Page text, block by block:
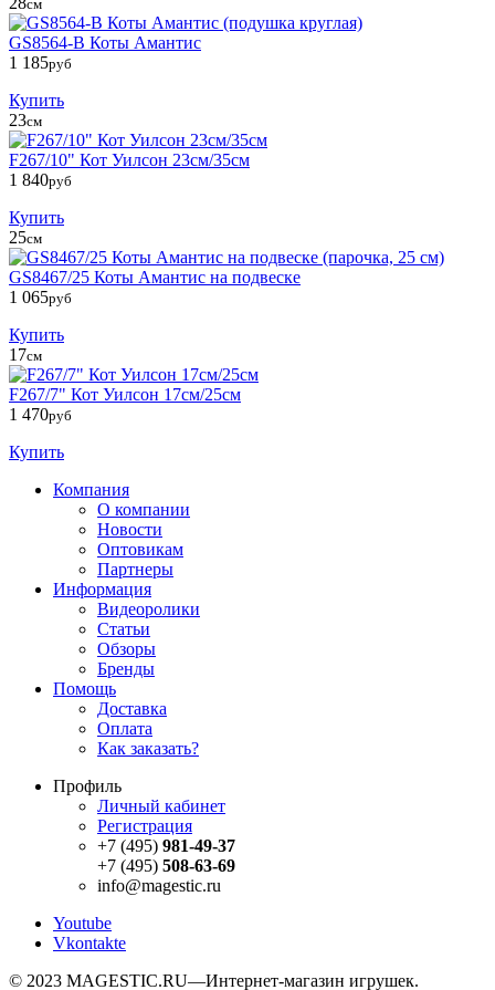
см
GS8564-B Коты Амантис
1 185руб
Купить
23см
F267/10" Кот Уилсон 23см/35см
1 840руб
Купить
25см
GS8467/25 Коты Амантис на подвеске
1 065руб
Купить
17см
F267/7" Кот Уилсон 17см/25см
1 470руб
Купить
Компания
О компании
Новости
Оптовикам
Партнеры
Информация
Видеоролики
Статьи
Обзоры
Бренды
Помощь
Доставка
Оплата
Как заказать?
Профиль
Личный кабинет
Регистрация
+7 (495) 981-49-37
+7 (495) 508-63-69
info@magestic.ru
Youtube
Vkontakte
© 2023 MAGESTIC.RU—Интернет-магазин игрушек.